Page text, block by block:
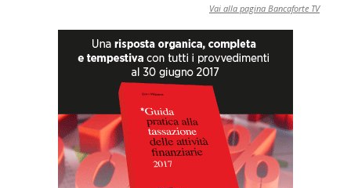
Vai alla pagina Bancaforte TV